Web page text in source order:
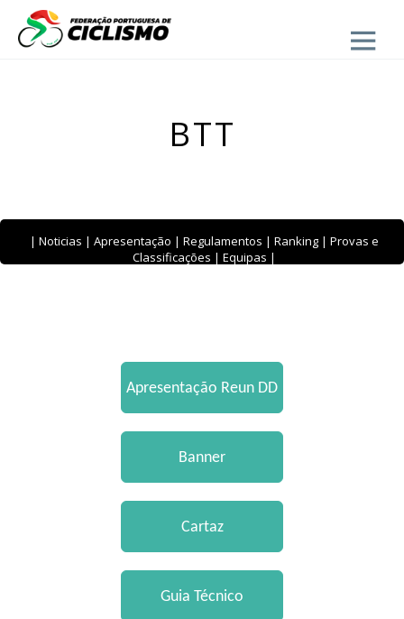
Close
BTT
| Noticias | Apresentação | Regulamentos | Ranking | Provas e
Classificações | Equipas |